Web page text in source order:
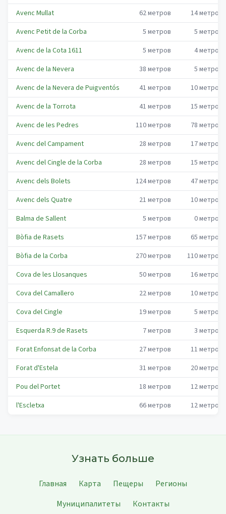
Avenc Mullat
62метров 14метров
Avenc Petit de la Corba
5 метров 5 метров
Avenc de la Cota 1611
5 метров 4метров
Avenc de la Nevera
38 метров 5 метров
Avenc de la Nevera de Puigventós
41 метров 10метров
Avenc de la Torrota
41 метров 15 метров
Avenc de les Pedres
110метров 78 метров
Avenc del Campament
28 метров 17метров
Avenc del Cingle de la Corba
28 метров 15 метров
Avenc dels Bolets
124метров 47метров
Avenc dels Quatre
21 метров 10метров
Balma de Sallent
5 метров 0метров
Bòfia de Rasets
157метров 65 метров
Bòfia de la Corba
270метров 110метров
Cova de les Llosanques
50метров 16метров
Cova del Camallero
22метров 10метров
Cova del Cingle
19метров 5 метров
Esquerda R.9 de Rasets
7метров 3 метров
Forat Enfonsat de la Corba
27метров 11 метров
Forat d'Estela
31 метров 20метров
Pou del Portet
18 метров 12метров
l'Escletxa
66метров 12метров
Узнать больше
Главная Карта Пещеры
Регионы
Муниципалитеты
Контакты